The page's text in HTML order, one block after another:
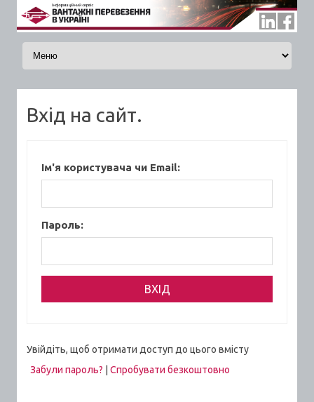
Skip to content
Вхід на сайт.
Ім'я користувача чи Email:
Пароль:
Увійдіть, щоб отримати доступ до цього вмісту
Забули пароль?
Спробувати безкоштовно